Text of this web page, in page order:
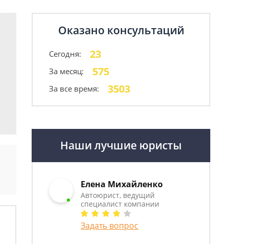
Оказано консультаций
Сегодня: 23
За месяц: 575
За все время: 3503
Наши лучшие юристы
Елена Михайленко
Автоюрист, ведущий
специалист компании
Задать вопрос